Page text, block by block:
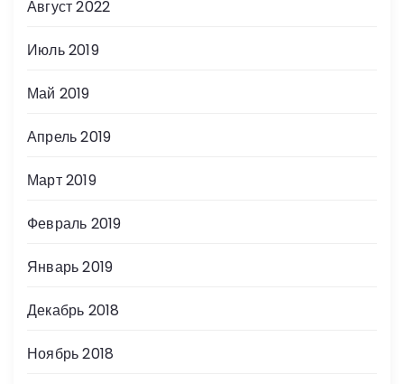
Август 2022
Июль 2019
Май 2019
Апрель 2019
Март 2019
Февраль 2019
Январь 2019
Декабрь 2018
Ноябрь 2018